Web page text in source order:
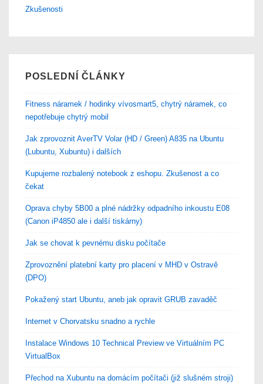
Zkušenosti
POSLEDNÍ ČLÁNKY
Fitness náramek / hodinky vívosmart5, chytrý náramek, co
nepotřebuje chytrý mobil
Jak zprovoznit AverTV Volar (HD / Green) A835 na Ubuntu
(Lubuntu, Xubuntu) i dalších
Kupujeme rozbalený notebook z eshopu. Zkušenost a co
čekat
Oprava chyby 5B00 a plné nádržky odpadního inkoustu E08
(Canon iP4850 ale i další tiskárny)
Jak se chovat k pevnému disku počítače
Zprovoznění platební karty pro placení v MHD v Ostravě
(DPO)
Pokažený start Ubuntu, aneb jak opravit GRUB zavaděč
Internet v Chorvatsku snadno a rychle
Instalace Windows 10 Technical Preview ve Virtuálním PC
VirtualBox
Přechod na Xubuntu na domácím počítači (již slušném stroji)